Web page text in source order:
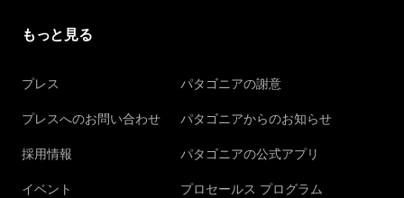
もっと見る
プレス
プレスへのお問い合わせ
採用情報
イベント
パタゴニアの謝意
パタゴニアからのお知らせ
パタゴニアの公式アプリ
プロセールス プログラム